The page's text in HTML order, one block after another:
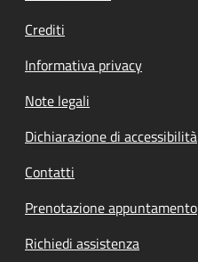
Crediti
Informativa privacy
Note legali
Dichiarazione di accessibilità
Contatti
Prenotazione appuntamento
Richiedi assistenza